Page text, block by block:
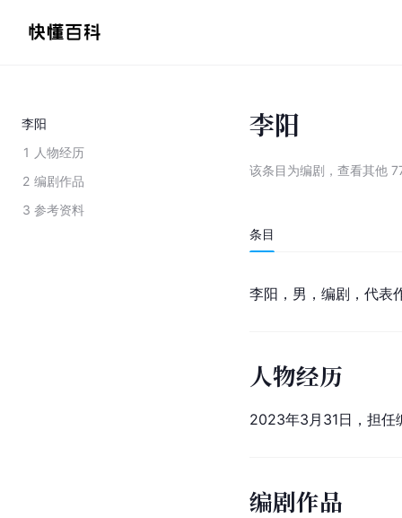
李阳
1 人物经历
2 编剧作品
3 参考资料
李阳
该条目为编剧 ， 查看其他
条目
李阳，男，编剧，代表
人物经历
2023年3月31日，担任
编剧作品